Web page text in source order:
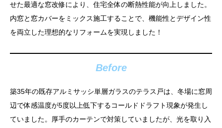
せた最適な窓改修により、住宅全体の断熱性能が向上しました。
内窓と窓カバーをミックス施工することで、機能性とデザイン性
を両立した理想的なリフォームを実現しました！
Before
築35年の既存アルミサッシ単層ガラスのテラス戸は、冬場に窓周
辺で体感温度が5度以上低下するコールドドラフト現象が発生し
ていました。厚手のカーテンで対策していましたが、光を取り入